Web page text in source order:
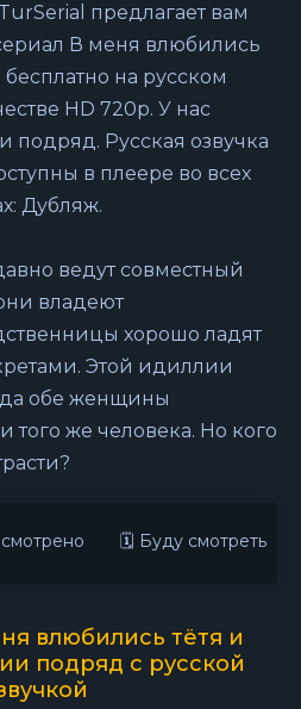
предлагает вам
В меня влюбились
на русском
HD 720p. У нас
подряд. Русская озвучка
в плеере во всех
Дубляж.
ведут совместный
владеют
хорошо ладят
Этой идиллии
обе женщины
того же человека. Но кого
🗓 Буду смотреть
влюбились тётя и
подряд с русской